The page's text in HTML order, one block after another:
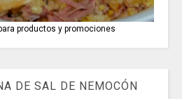
productos y promociones
DE SAL DE NEMOCÓN